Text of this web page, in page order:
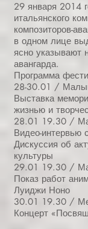
29 января 2014
итальянского
композиторов-
в одном лице
ясно указывают
авангарда.
Программа
28-30.01 /
Выставка
жизнью и
28.01 19.30 /
Видео-
Дискуссия об
культуры
29.01 19.30 /
Показ работ
Луиджи Ноно
30.01 19.30 /
Концерт